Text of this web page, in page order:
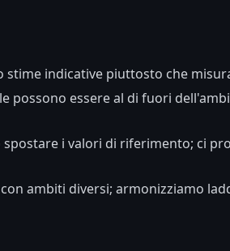
indicative piuttosto che
possono essere al di fuori
i valori di riferimento; ci
ambiti diversi; armonizziamo